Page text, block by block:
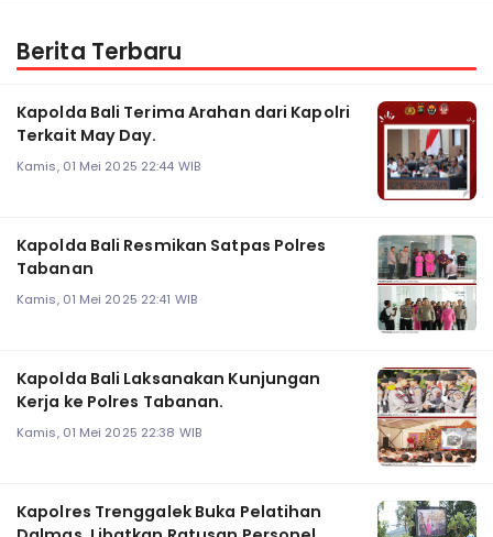
Berita Terbaru
Kapolda Bali Terima Arahan dari Kapolri
Terkait May Day.
Kamis, 01 Mei 2025 22:44 WIB
Kapolda Bali Resmikan Satpas Polres
Tabanan
Kamis, 01 Mei 2025 22:41 WIB
Kapolda Bali Laksanakan Kunjungan
Kerja ke Polres Tabanan.
Kamis, 01 Mei 2025 22:38 WIB
Kapolres Trenggalek Buka Pelatihan